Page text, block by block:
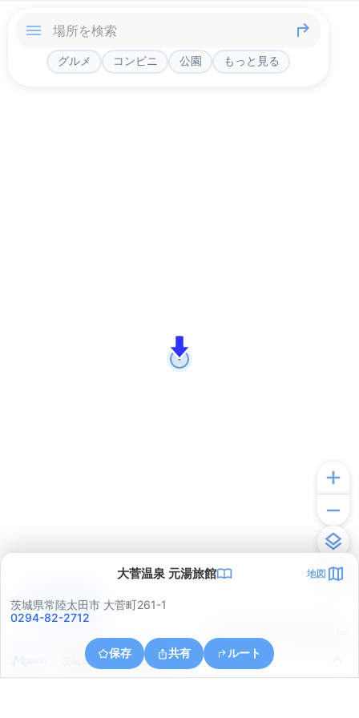
グルメ コンビニ 公園 もっと見る
大菅温泉 元湯旅館 地図
茨城県常陸太田市 大菅町261-1
0294-82-2712
保存 共有 ルート
茨城県常陸太田市上深荻町
アプリで見る